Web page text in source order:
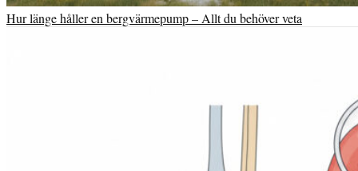
Hur länge håller en bergvärmepump – Allt du behöver veta